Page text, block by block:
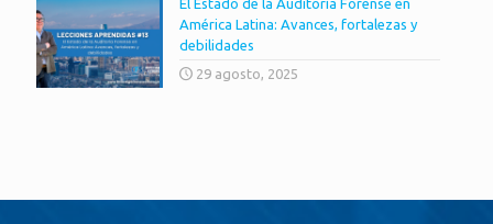
América Latina: Avances, fortalezas y
debilidades
29 agosto, 2025